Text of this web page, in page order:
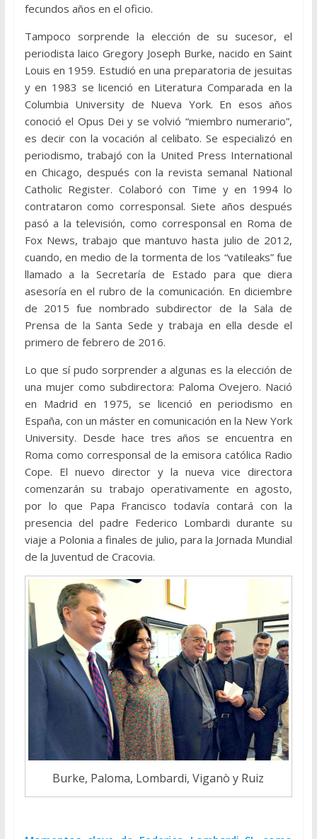
fecundos años en el oficio.
Tampoco sorprende la elección de su sucesor, el
periodista laico Gregory Joseph Burke, nacido en Saint
Louis en 1959. Estudió en una preparatoria de jesuitas
y en 1983 se licenció en Literatura Comparada en la
Columbia University de Nueva York. En esos años
conoció el Opus Dei y se volvió “miembro numerario”,
es decir con la vocación al celibato. Se especializó en
periodismo, trabajó con la United Press International
en Chicago, después con la revista semanal National
Catholic Register. Colaboró con Time y en 1994 lo
contrataron como corresponsal. Siete años después
pasó a la televisión, como corresponsal en Roma de
Fox News, trabajo que mantuvo hasta julio de 2012,
cuando, en medio de la tormenta de los “vatileaks” fue
llamado a la Secretaría de Estado para que diera
asesoría en el rubro de la comunicación. En diciembre
de 2015 fue nombrado subdirector de la Sala de
Prensa de la Santa Sede y trabaja en ella desde el
primero de febrero de 2016.
Lo que sí pudo sorprender a algunas es la elección de
una mujer como subdirectora: Paloma Ovejero. Nació
en Madrid en 1975, se licenció en periodismo en
España, con un máster en comunicación en la New York
University. Desde hace tres años se encuentra en
Roma como corresponsal de la emisora católica Radio
Cope. El nuevo director y la nueva vice directora
comenzarán su trabajo operativamente en agosto,
por lo que Papa Francisco todavía contará con la
presencia del padre Federico Lombardi durante su
viaje a Polonia a finales de julio, para la Jornada Mundial
de la Juventud de Cracovia.
Burke, Paloma, Lombardi, Viganò y Ruiz